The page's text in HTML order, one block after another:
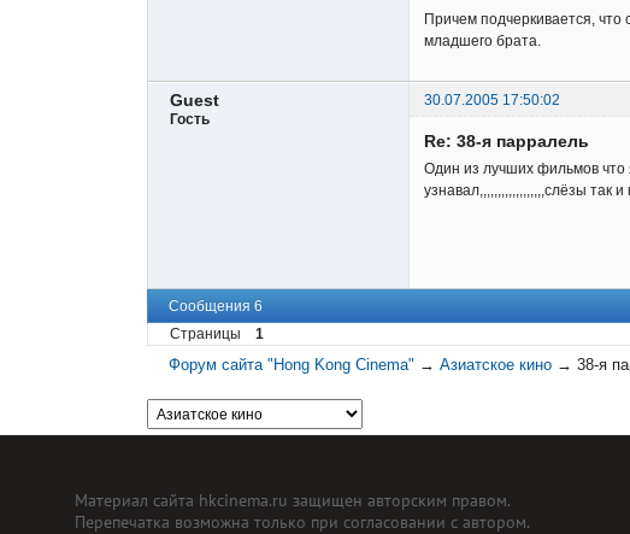
Причем подчеркивается,
младшего брата.
Guest
30.07.2005 17:50:02
Гость
Re: 38-я парралель
Один из лучших фильмов что
узнавал,,,,,,,,,,,,,,,,,,слёзы так
Сообщения 6
Страницы
1
Форум сайта "Hong Kong Cinema" →Азиатское кино →38-я
Материал сайта hkcinema.ru защищен авторским правом.
Перепечатка возможна только при согласовании с автором.